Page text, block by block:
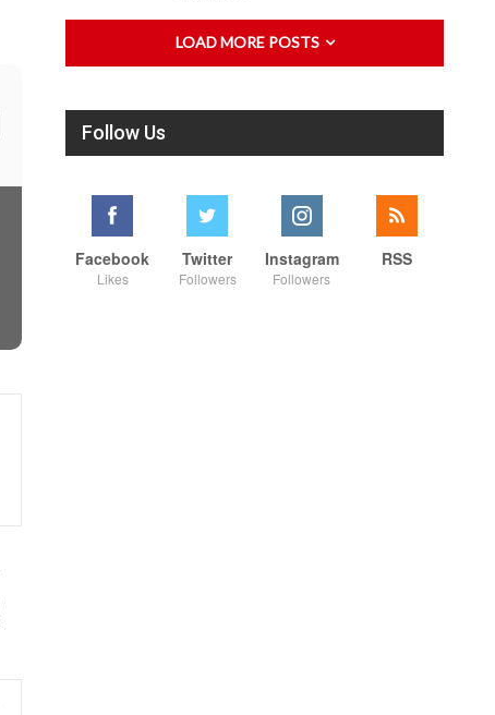
LOAD MORE POSTS
Follow Us
Facebook
Likes
Twitter
Followers
Instagram
Followers
RSS